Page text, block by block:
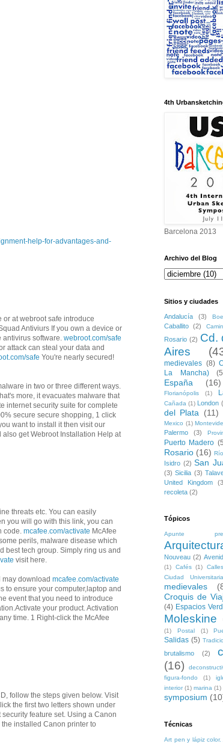
help-for-advantages-and-
at webroot safe introduce
Antiviurs If you own a device or
antivirus software. webroot.com/safe
attack can steal your data and
safe You're nearly secured!
in two or three different ways.
more, it evacuates malware that
internet security suite for complete
secure secure shopping, 1 click
want to install it then visit our
get Webroot Installation Help at
threats etc. You can easily
you will go with this link, you can
code. mcafee.com/activate McAfee
perils, malware disease which
best tech group. Simply ring us and
visit here.
may download mcafee.com/activate
to ensure your computer,laptop and
event that you need to introduce
your product. Activation
time. 1 Right-click the McAfee
follow the steps given below. Visit
the first two letters shown under
feature set. Using a Canon
installed Canon printer to
4th
Barcelona 2013
Archivo del Blog
Sitios y ciudades
Andalucía (3)
Caballito
(2)
Rosario (2) Cd.
Aires
medievales (8)
La Mancha)
España (16)
Florianópolis (1)
Cañada (1) London
del Plata (11)
Mexico (1)
Palermo (3)
Puerto Madero
Rosario (16)
Isidro (2) San
(3) Sicilia (3)
United Kingdom
recoleta (2)
Tópicos
Apunte
Nouveau (2)
(1)
Cafés (1) Calles
Ciudad Universitaria
medievales
Croquis de
(4) Espacios
Moleskine
(1)
Postal (1)
Salidas (5)
brutalismo
(2)
(16)
figura-fondo
(1)
interior (1) marina (1)
symposium
Técnicas
Art pen y lápiz color.